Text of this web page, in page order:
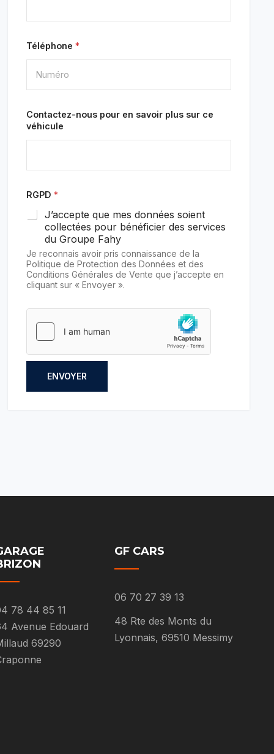
Téléphone*
Contactez-nous pour en savoir plus sur ce
véhicule
RGPD*
J’accepte que mes données soient
collectées pour bénéficier des services
du Groupe Fahy
Je reconnais avoir pris connaissance de la
Politique de Protection des Données et des
Conditions Générales de Vente que j’accepte en
cliquant sur « Envoyer ».
ENVOYER
78 44 85 11
Avenue Edouard
69290
GF CARS
06 70 27 39 13
48 Rte des Monts du
Lyonnais, 69510 Messimy